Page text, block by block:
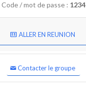
Code / mot de passe : 1234
ALLER EN REUNION
Contacter le groupe